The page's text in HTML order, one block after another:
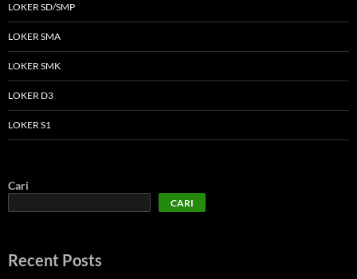
LOKER SD/SMP
LOKER SMA
LOKER SMK
LOKER D3
LOKER S1
Cari
CARI
Recent Posts